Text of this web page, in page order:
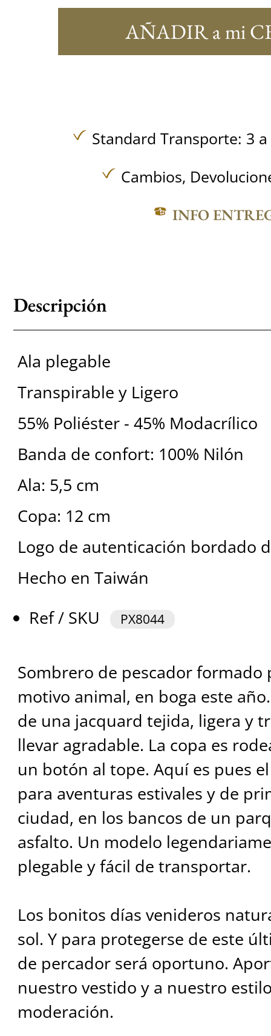
AÑADIR a mi
Standard Transporte: 3
Cambios,
INFO
Descripción
Ala plegable
Transpirable y Ligero
55% Poliéster - 45% Modacrílico
Banda de confort: 100% Nilón
Ala: 5,5 cm
Copa: 12 cm
Logo de autenticación bordado
Hecho en Taiwán
Ref / SKU
PX8044
Sombrero de pescador formado
motivo animal, en boga este
de una jacquard tejida, ligera y
llevar agradable. La copa es
un botón al tope. Aquí es pues
para aventuras estivales y de
ciudad, en los bancos de un
asfalto. Un modelo
plegable y fácil de transportar.
Los bonitos días venideros
sol. Y para protegerse de este
de percador será oportuno.
nuestro vestido y a nuestro
moderación.